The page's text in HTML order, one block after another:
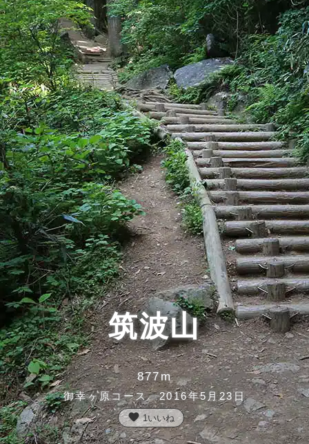
筑波山
877m
御幸ヶ原コース 2016年5月23日
favorite 1いいね